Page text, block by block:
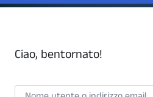
Ciao, bentornato!